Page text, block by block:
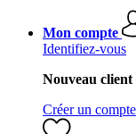
Mon compte
Identifiez-vous
Nouveau client
Créer un compte